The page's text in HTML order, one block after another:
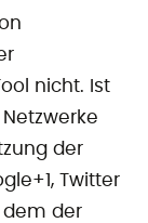
nicht. Ist
der
Twitter
dem der